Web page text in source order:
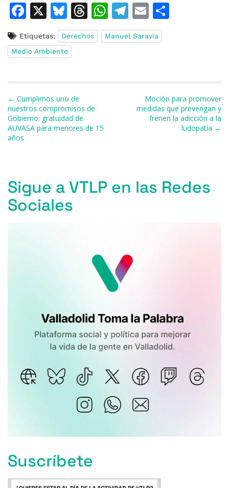
F
c
e
o
o
k
X
Bl
u
e
s
y
T
h
re
W
h
at
T
el
e
E
m
ai
ti
r
Etiquetas: Derechos
Manuel Saravia
Medio Ambiente
Navegación de entradas
← Cumplimos uno de
nuestros compromisos de
Gobierno: gratuidad de
AUVASA para menores de 15
años
Moción para promover
medidas que prevengan y
frenen la adicción a la
ludopatía →
Sigue a VTLP en las Redes
Sociales
Suscríbete